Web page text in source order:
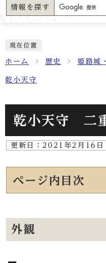
情報を探す
現在位置
ホーム 歴史 姫路城
乾小天守
乾小天守 二
更新日： 2021年2月16日
ページ内目次
外観